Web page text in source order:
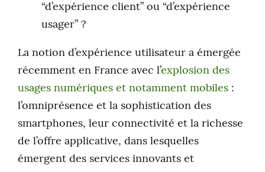
“d’expérience client” ou “d’expérience
usager” ?
La notion d’expérience utilisateur a émergée
récemment en France avec l’explosion des
usages numériques et notamment mobiles :
l’omniprésence et la sophistication des
smartphones, leur connectivité et la richesse
de l’offre applicative, dans lesquelles
émergent des services innovants et